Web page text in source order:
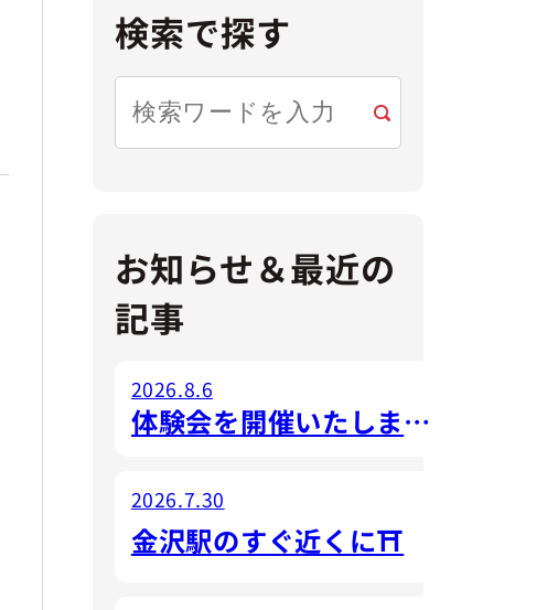
検索で探す
検
お知らせ＆最近の
記事
2026.8.6
体験会を開催いたしました☺️
2026.7.30
金沢駅のすぐ近くに⛩